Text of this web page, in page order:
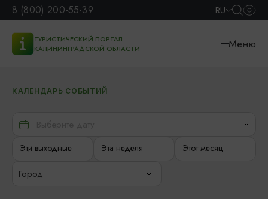
8 (800) 200-55-39 RU
ТУРИСТИЧЕСКИЙ ПОРТАЛ
КАЛИНИНГРАДСКОЙ ОБЛАСТИ
Меню
КАЛЕНДАРЬ СОБЫТИЙ
Эти выходные Эта неделя Этот месяц
Город